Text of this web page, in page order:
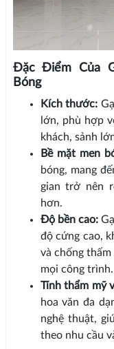
Đặc Điểm Của
Bóng
Kích thước:
lớn, phù hợp
khách, sảnh
Bề mặt men
bóng, mang
gian trở nên
hơn.
Độ bền cao:
độ cứng cao,
và chống
mọi công trình.
Tính thẩm mỹ
hoa văn đa
nghệ thuật,
theo nhu cầu